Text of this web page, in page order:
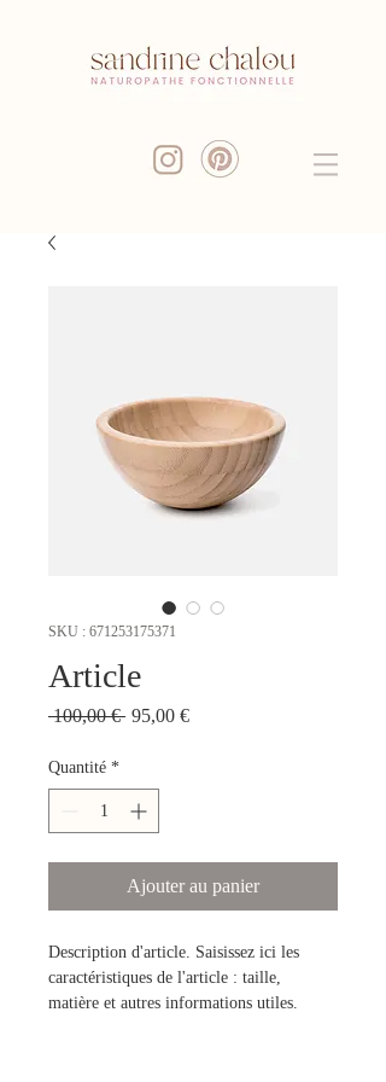
SKU : 671253175371
Article
100,00 € Prix
95,00 €Prix
Quantité *
Ajouter au panier
Description d'article. Saisissez ici les
caractéristiques de l'article : taille,
matière et autres informations utiles.